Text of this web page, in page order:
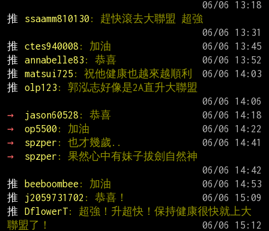
推
ssaamm810130 : 趕快滾去大聯盟 超強
推
ctes940008 : 加油
推
annabelle83 : 恭喜
推
matsui725 : 祝他健康也越來越順利
推
olp123 : 郭泓志好像是2A直升大聯盟
→
jason60528 : 恭喜
→
op5500 : 加油
→
spzper : 也才幾歲..
→
spzper : 果然心中有妹子拔劍自然神
推
beeboombee : 加油
推
j2059731702 : 恭喜！
推
DflowerT: 超強！升超快！保持健康很快就上大
聯盟了！